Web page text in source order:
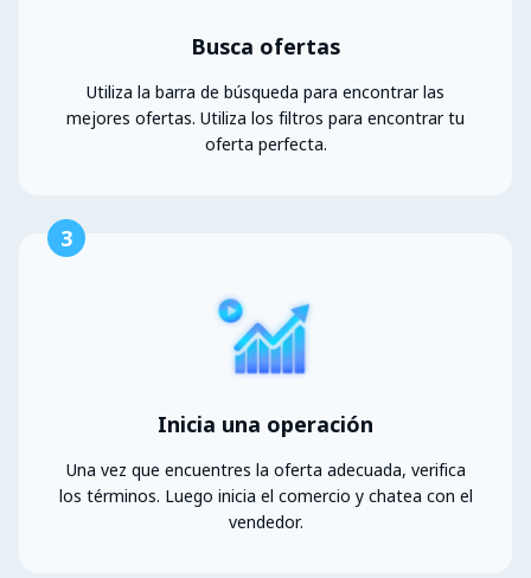
Busca ofertas
Utiliza la barra de búsqueda para encontrar las
mejores ofertas. Utiliza los filtros para encontrar tu
oferta perfecta.
3
Inicia una operación
Una vez que encuentres la oferta adecuada, verifica
los términos. Luego inicia el comercio y chatea con el
vendedor.